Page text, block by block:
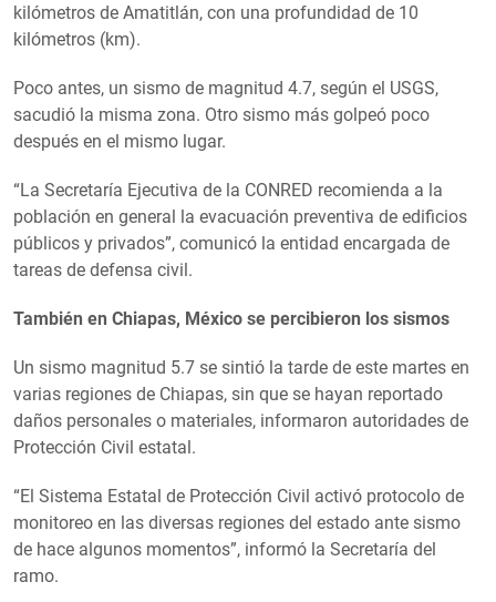
kilómetros de Amatitlán, con una profundidad de 10
kilómetros (km).
Poco antes, un sismo de magnitud 4.7, según el USGS,
sacudió la misma zona. Otro sismo más golpeó poco
después en el mismo lugar.
“La Secretaría Ejecutiva de la CONRED recomienda a la
población en general la evacuación preventiva de edificios
públicos y privados”, comunicó la entidad encargada de
tareas de defensa civil.
También en Chiapas, México se percibieron los sismos
Un sismo magnitud 5.7 se sintió la tarde de este martes en
varias regiones de Chiapas, sin que se hayan reportado
daños personales o materiales, informaron autoridades de
Protección Civil estatal.
“El Sistema Estatal de Protección Civil activó protocolo de
monitoreo en las diversas regiones del estado ante sismo
de hace algunos momentos”, informó la Secretaría del
ramo.